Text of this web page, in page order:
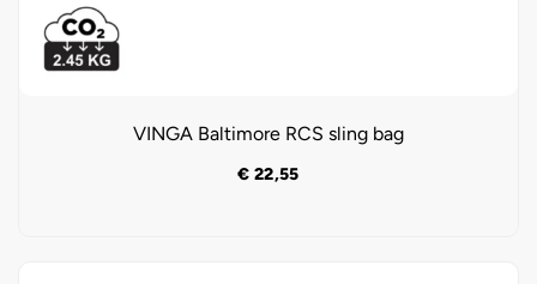
VINGA Baltimore RCS sling bag
€ 22,55